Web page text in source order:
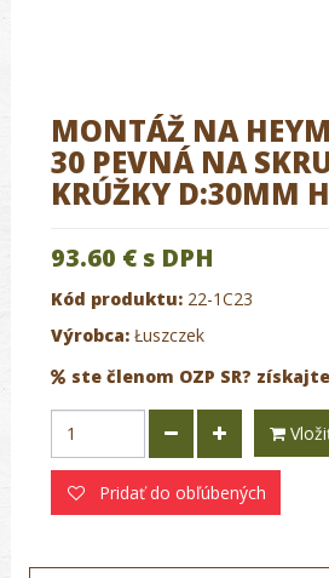
MONTÁŽ NA
30 PEVNÁ NA
KRÚŽKY D:30MM
93.60 € s DPH
Kód produktu: 22-1C23
Výrobca: Łuszczek
ste členom OZP SR?
Pridať do obľúbených